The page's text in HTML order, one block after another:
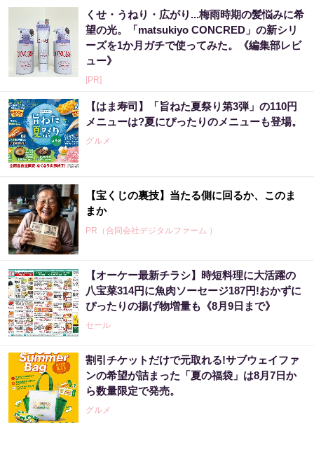
くせ・うねり・広がり...梅雨時期の髪悩みに希
望の光。「matsukiyo CONCRED」の新シリ
ーズを1か月ガチで使ってみた。《編集部レビ
ュー》
[PR]
【はま寿司】「旨ねた夏祭り第3弾」の110円
メニューは?夏にぴったりのメニューも登場。
グルメ
【宝くじの裏技】当たる側に回るか、このま
まか
PR（合同会社デジタルファーム ）
【昭和43年以前生まれはロト６この数字を買
うべき】6つの数字が「完全一致」する方...
PR（株式会社MURA）
「2027年の宝くじ当選者は〇〇です」占い師
が暴露
PR（合同会社デジタルファーム ）
【オーケー最新チラシ】時短料理に大活躍の
八宝菜314円に魚肉ソーセージ187円!おかずに
ぴったりの揚げ物増量も《8月9日まで》
セール
割引チケットだけで元取れる!サブウェイファ
ンの希望が詰まった「夏の福袋」は8月7日か
ら数量限定で発売。
グルメ